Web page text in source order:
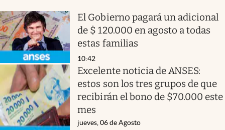
El Gobierno pagará un adicional
de $ 120.000 en agosto a todas
estas familias
10:42
Excelente noticia de ANSES:
estos son los tres grupos de que
recibirán el bono de $70.000 este
mes
jueves, 06 de Agosto